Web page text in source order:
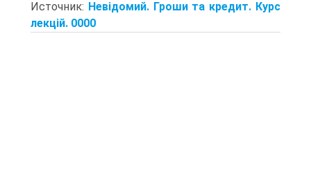
Источник: Невідомий. Гроши та кредит. Курс
лекцій. 0000